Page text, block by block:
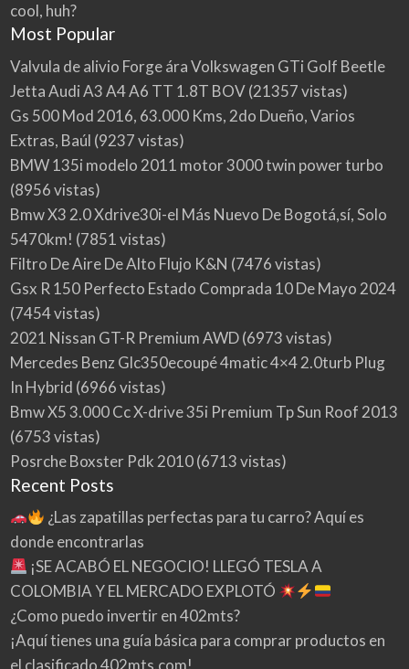
cool, huh?
Most Popular
Valvula de alivio Forge ára Volkswagen GTi Golf Beetle
Jetta Audi A3 A4 A6 TT 1.8T BOV(21357 vistas)
Gs 500 Mod 2016, 63.000 Kms, 2do Dueño, Varios
Extras, Baúl (9237 vistas)
BMW 135i modelo 2011 motor 3000 twin power turbo
(8956 vistas)
Bmw X3 2.0 Xdrive30i-el Más Nuevo De Bogotá,sí, Solo
5470km! (7851 vistas)
Filtro De Aire De Alto Flujo K&N (7476 vistas)
Gsx R 150 Perfecto Estado Comprada 10 De Mayo 2024
(7454 vistas)
2021 Nissan GT-R Premium AWD(6973 vistas)
Mercedes Benz Glc350ecoupé 4matic 4×4 2.0turb Plug
In Hybrid (6966 vistas)
Bmw X5 3.000 Cc X-drive 35i Premium Tp Sun Roof 2013
(6753 vistas)
Posrche Boxster Pdk 2010(6713 vistas)
Recent Posts
¿Las zapatillas perfectas para tu carro? Aquí es
donde encontrarlas
¡SE ACABÓ EL NEGOCIO! LLEGÓ TESLA A
COLOMBIA Y EL MERCADO EXPLOTÓ
¿Como puedo invertir en 402mts?
¡Aquí tienes una guía básica para comprar productos en
el clasificado 402mts.com!